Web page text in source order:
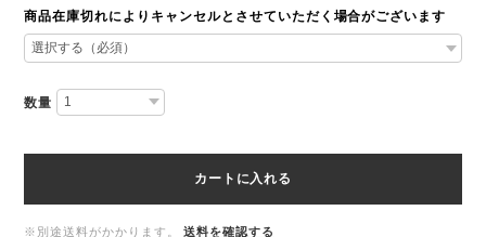
商品在庫切れによりキャンセルとさせていただく場合がございます
数量
カートに入れる
※別途送料がかかります。
送料を確認する